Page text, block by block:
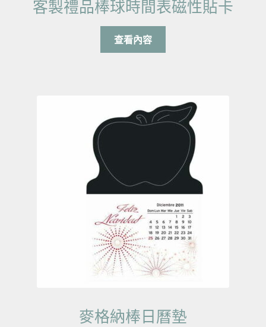
客製禮品棒球時間表磁性貼卡
查看內容
麥格納棒日曆墊